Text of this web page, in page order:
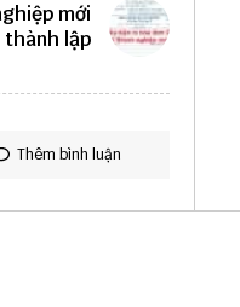
mới
thành lập
Thêm bình luận